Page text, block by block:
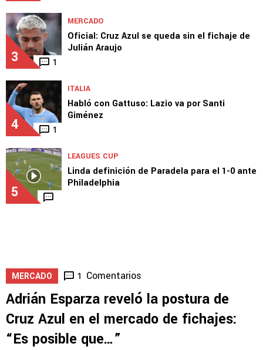
3 1
MERCADO
Oficial: Cruz Azul se queda sin el fichaje de
Julián Araujo
4 1
ITALIA
Habló con Gattuso: Lazio va por Santi
Giménez
5
LEAGUES CUP
Linda definición de Paradela para el 1-0 ante
Philadelphia
MERCADO 1 Comentarios
Adrián Esparza reveló la postura de
Cruz Azul en el mercado de fichajes:
“Es posible que…”